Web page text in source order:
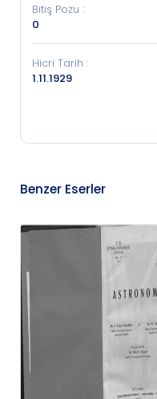
Bitiş Pozu :
0
Hicri Tarih :
1.11.1929
Benzer Eserler